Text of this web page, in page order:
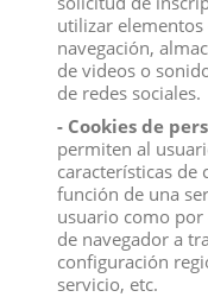
SABUESO AFGANO,
GREYHOUND
View
utilizar
navegación,
de videos o
de redes sociales.
- Cookies de
permiten al
características de
función de una
usuario como
de navegador a
configuración
servicio, etc.